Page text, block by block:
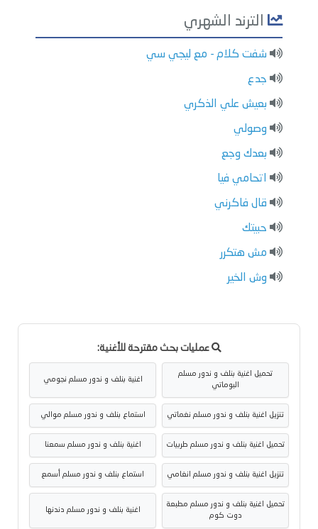
الترند الشهري
شفت كلام - مع ليجي سي
جدع
بعيش علي الذكري
وصولي
بعدك وجع
اتحامي فيا
قال فاكرني
حبيتك
مش هتكرر
وش الخير
عمليات بحث مقترحة للأغنية:
تحميل اغنية بنلف و ندور مسلم
البوماتي
اغنية بنلف و ندور مسلم نجومي
تنزيل اغنية بنلف و ندور مسلم نغماتي استماع بنلف و ندور مسلم موالي
تحميل اغنية بنلف و ندور مسلم طربيات اغنية بنلف و ندور مسلم سمعنا
تنزيل اغنية بنلف و ندور مسلم انغامي استماع بنلف و ندور مسلم أسمع
تحميل اغنية بنلف و ندور مسلم مطبعة
دوت كوم
اغنية بنلف و ندور مسلم دندنها